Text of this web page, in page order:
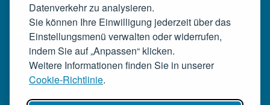
Datenverkehr zu analysieren.
Sie können Ihre Einwilligung jederzeit über das
Einstellungsmenü verwalten oder widerrufen,
indem Sie auf „Anpassen“ klicken.
Weitere Informationen finden Sie in unserer
Cookie-Richtlinie.
Anreise
Spezialitäten
Die Spezialitäten der Bucht
Die wilde Miesmuschel
Der Rosso Conero